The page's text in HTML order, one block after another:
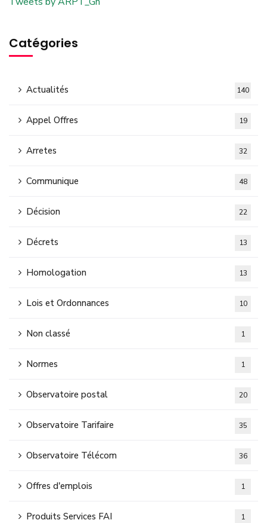
Catégories
Actualités 140
Appel Offres 19
Arretes 32
Communique 48
Décision 22
Décrets 13
Homologation 13
Lois et Ordonnances 10
Non classé 1
Normes 1
Observatoire postal 20
Observatoire Tarifaire 35
Observatoire Télécom 36
Offres d'emplois 1
Produits Services FAI 1